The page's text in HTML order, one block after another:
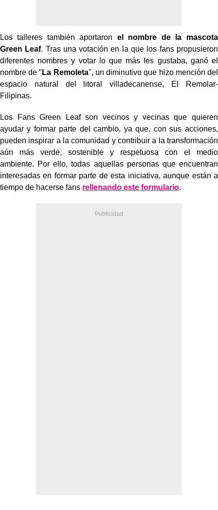
Los talleres también aportaron el nombre de la mascota
Green Leaf. Tras una votación en la que los fans propusieron
diferentes nombres y votar lo que más les gustaba, ganó el
nombre de " La Remoleta", un diminutivo que hizo mención del
espacio natural del litoral villadecanense, El Remolar-
Filipinas.
Los Fans Green Leaf son vecinos y vecinas que quieren
ayudar y formar parte del cambio, ya que, con sus acciones,
pueden inspirar a la comunidad y contribuir a la transformación
aún más verde, sostenible y respetuosa con el medio
ambiente. Por ello, todas aquellas personas que encuentran
interesadas en formar parte de esta iniciativa, aunque están a
tiempo de hacerse fans rellenando este formulario.